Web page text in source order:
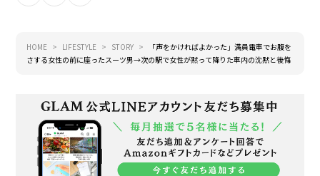
HOME LIFESTYLE STORY
「声をかければよかった」満員電車でお腹を
さする女性の前に座ったスーツ男→次の駅で女性が黙って降りた車内の沈黙と後悔